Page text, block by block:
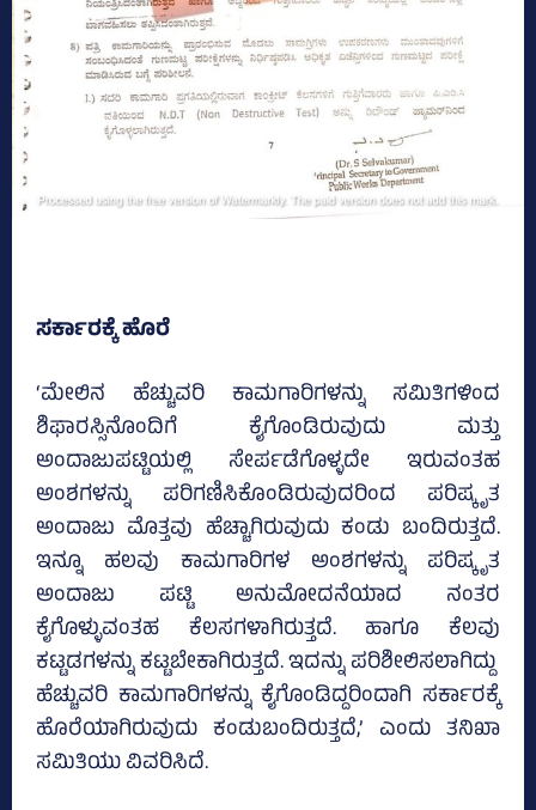
ಸರ್ಕಾರಕ್ಕೆ ಹೊರೆ
‘ಮೇಲಿನ ಹೆಚ್ಚುವರಿ ಕಾಮಗಾರಿಗಳನ್ನು ಸಮಿತಿಗಳಿಂದ
ಶಿಫಾರಸ್ಸಿನೊಂದಿಗೆ ಕೈಗೊಂಡಿರುವುದು ಮತ್ತು
ಅಂದಾಜುಪಟ್ಟಿಯಲ್ಲಿ ಸೇರ್ಪಡೆಗೊಳ್ಳದೇ ಇರುವಂತಹ
ಅಂಶಗಳನ್ನು ಪರಿಗಣಿಸಿಕೊಂಡಿರುವುದರಿಂದ ಪರಿಷ್ಕೃತ
ಅಂದಾಜು ಮೊತ್ತವು ಹೆಚ್ಚಾಗಿರುವುದು ಕಂಡು ಬಂದಿರುತ್ತದೆ.
ಇನ್ನೂ ಹಲವು ಕಾಮಗಾರಿಗಳ ಅಂಶಗಳನ್ನು ಪರಿಷ್ಕೃತ
ಅಂದಾಜು ಪಟ್ಟಿ ಅನುಮೋದನೆಯಾದ ನಂತರ
ಕೈಗೊಳ್ಳುವಂತಹ ಕೆಲಸಗಳಾಗಿರುತ್ತದೆ. ಹಾಗೂ ಕೆಲವು
ಕಟ್ಟಡಗಳನ್ನು ಕಟ್ಟಬೇಕಾಗಿರುತ್ತದೆ. ಇದನ್ನು ಪರಿಶೀಲಿಸಲಾಗಿದ್ದು
ಹೆಚ್ಚುವರಿ ಕಾಮಗಾರಿಗಳನ್ನು ಕೈಗೊಂಡಿದ್ದರಿಂದಾಗಿ ಸರ್ಕಾರಕ್ಕೆ
ಹೊರೆಯಾಗಿರುವುದು ಕಂಡುಬಂದಿರುತ್ತದೆ,’ ಎಂದು ತನಿಖಾ
ಸಮಿತಿಯು ವಿವರಿಸಿದೆ.